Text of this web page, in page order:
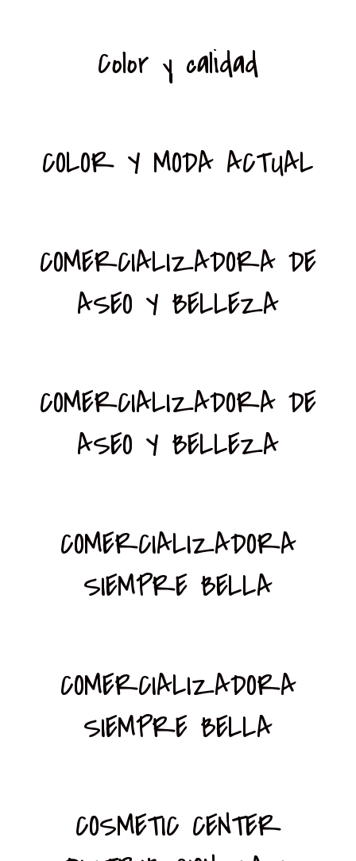
Color y calidad
COLOR Y MODA ACTUAL
COMERCIALIZADORA DE
ASEO Y BELLEZA
COMERCIALIZADORA DE
ASEO Y BELLEZA
COMERCIALIZADORA
SIEMPRE BELLA
COMERCIALIZADORA
SIEMPRE BELLA
COSMETIC CENTER